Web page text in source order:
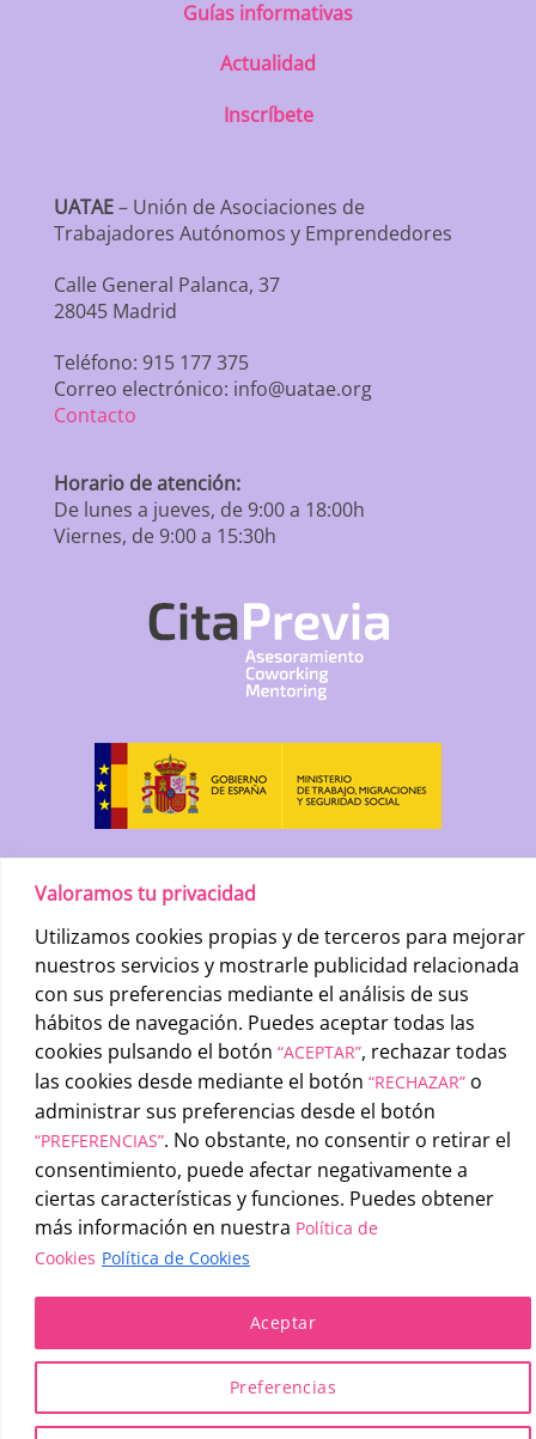
Valoramos tu privacidad
Utilizamos cookies propias y de terceros para mejorar
nuestros servicios y mostrarle publicidad relacionada
con sus preferencias mediante el análisis de sus
hábitos de navegación. Puedes aceptar todas las
cookies pulsando el botón “ACEPTAR”, rechazar todas
las cookies desde mediante el botón “RECHAZAR” o
administrar sus preferencias desde el botón
“PREFERENCIAS”. No obstante, no consentir o retirar el
consentimiento, puede afectar negativamente a
ciertas características y funciones. Puedes obtener
más información en nuestra Política de
Cookies Política de Cookies
Preferencias
Aceptar
Guías informativas
Actualidad
Inscríbete
UATAE– Unión de Asociaciones de
Trabajadores Autónomos y Emprendedores
Calle General Palanca, 37
28045 Madrid
Teléfono: 915 177 375
Correo electrónico: info@uatae.org
Contacto
Horario de atención:
De lunes a jueves, de 9:00 a 18:00h
Viernes, de 9:00 a 15:30h
UATAE2026 © |Condiciones generales de uso-Política de
privacidad
- Política de cookies